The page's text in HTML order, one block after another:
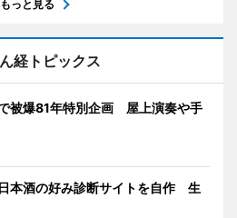
もっと見る
経トピックス
被爆81年特別企画 屋上演奏や手
本酒の好み診断サイトを自作 生